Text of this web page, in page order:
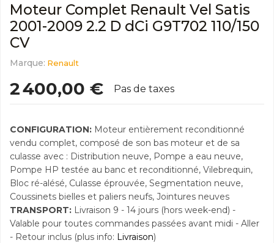
Moteur Complet Renault Vel Satis
2001-2009 2.2 D dCi G9T702 110/150
CV
Marque: Renault
2 400,00 € Pas de taxes
CONFIGURATION: Moteur entièrement reconditionné
vendu complet, composé de son bas moteur et de sa
culasse avec : Distribution neuve, Pompe a eau neuve,
Pompe HP testée au banc et reconditionné, Vilebrequin,
Bloc ré-alésé, Culasse éprouvée, Segmentation neuve,
Coussinets bielles et paliers neufs, Jointures neuves
TRANSPORT: Livraison 9 - 14 jours (hors week-end) -
Valable pour toutes commandes passées avant midi - Aller
- Retour inclus (plus info: Livraison)